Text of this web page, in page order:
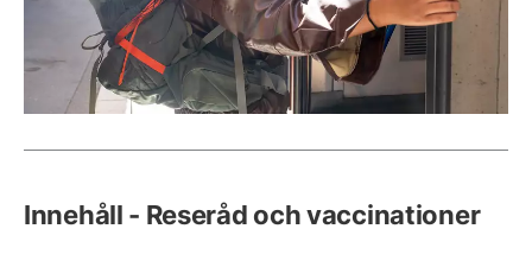
Innehåll - Reseråd och vaccinationer